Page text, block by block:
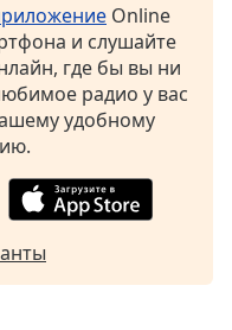
Online
и слушайте
где бы вы ни
радио у вас
удобному